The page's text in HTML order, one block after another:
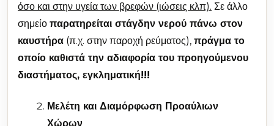
όσο και στην υγεία των βρεφών (ιώσεις κλπ). Σε άλλο
σημείο παρατηρείται στάγδην νερού πάνω στον
καυστήρα (π.χ. στην παροχή ρεύματος), πράγμα το
οποίο καθιστά την αδιαφορία του προηγούμενου
διαστήματος, εγκληματική!!!
Μελέτη και Διαμόρφωση Προαύλιων
Χώρων